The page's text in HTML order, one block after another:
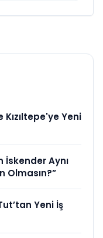
Kızıltepe'ye Yeni
İskender Aynı
Olmasın?”
Yeni İş